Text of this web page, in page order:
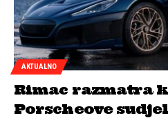
AKTUALNO
Rimac razmatra
Porscheove